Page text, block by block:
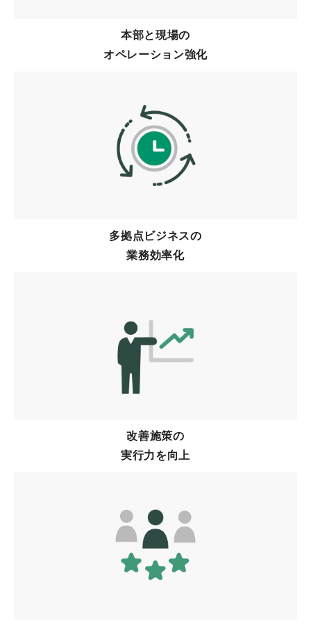
本部と現場の
オペレーション強化
多拠点ビジネスの
業務効率化
改善施策の
実行力を向上